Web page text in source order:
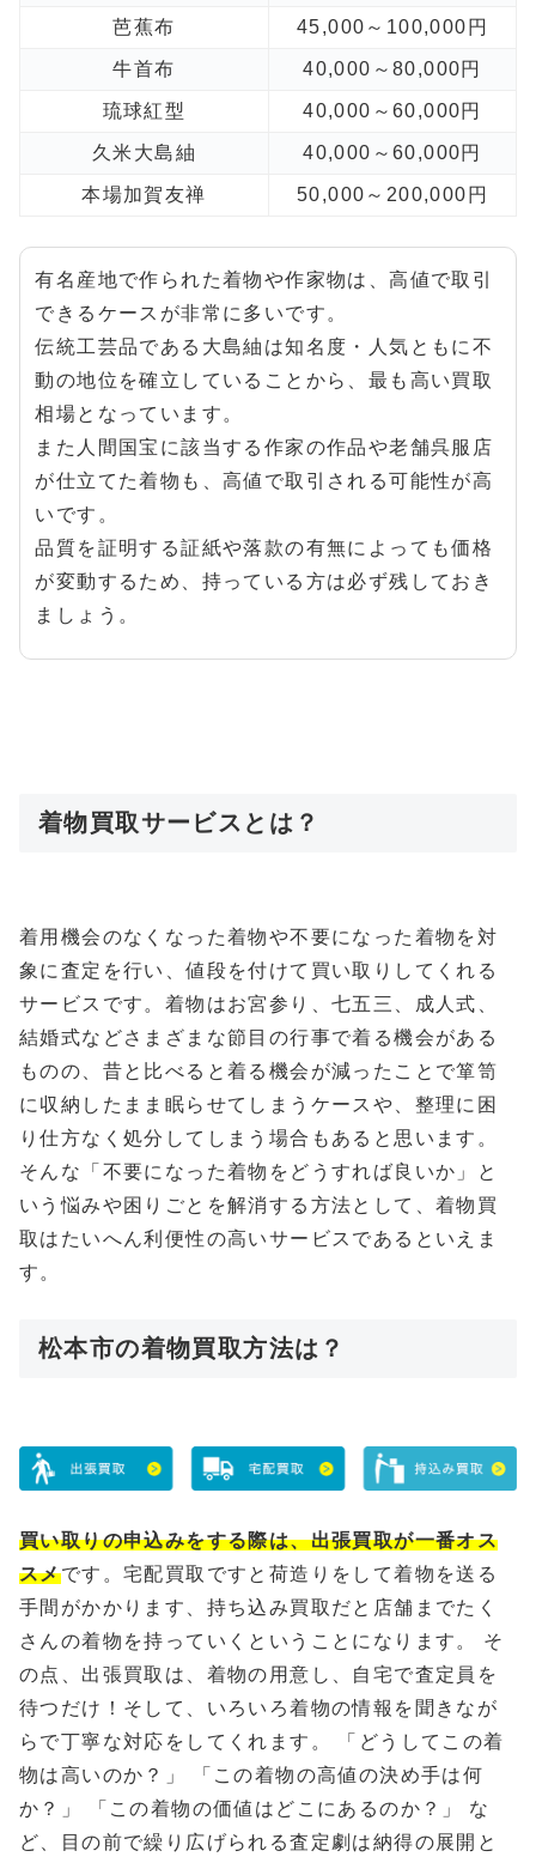
芭蕉布 45,000～100,000円
牛首布 40,000～80,000円
琉球紅型 40,000～60,000円
久米大島紬 40,000～60,000円
本場加賀友禅 50,000～200,000円
有名産地で作られた着物や作家物は、高値で取引
できるケースが非常に多いです。
伝統工芸品である大島紬は知名度・人気ともに不
動の地位を確立していることから、最も高い買取
相場となっています。
また人間国宝に該当する作家の作品や老舗呉服店
が仕立てた着物も、高値で取引される可能性が高
いです。
品質を証明する証紙や落款の有無によっても価格
が変動するため、持っている方は必ず残しておき
ましょう。
着物買取サービスとは？
着用機会のなくなった着物や不要になった着物を対
象に査定を行い、値段を付けて買い取りしてくれる
サービスです。着物はお宮参り、七五三、成人式、
結婚式などさまざまな節目の行事で着る機会がある
ものの、昔と比べると着る機会が減ったことで箪笥
に収納したまま眠らせてしまうケースや、整理に困
り仕方なく処分してしまう場合もあると思います。
そんな「不要になった着物をどうすれば良いか」と
いう悩みや困りごとを解消する方法として、着物買
取はたいへん利便性の高いサービスであるといえま
す。
松本市の着物買取方法は？
買い取りの申込みをする際は、出張買取が一番オス
スメです。宅配買取ですと荷造りをして着物を送る
手間がかかります、持ち込み買取だと店舗までたく
さんの着物を持っていくということになります。 そ
の点、出張買取は、着物の用意し、自宅で査定員を
待つだけ！そして、いろいろ着物の情報を聞きなが
らで丁寧な対応をしてくれます。 「どうしてこの着
物は高いのか？」 「この着物の高値の決め手は何
か？」 「この着物の価値はどこにあるのか？」 な
ど、目の前で繰り広げられる査定劇は納得の展開と